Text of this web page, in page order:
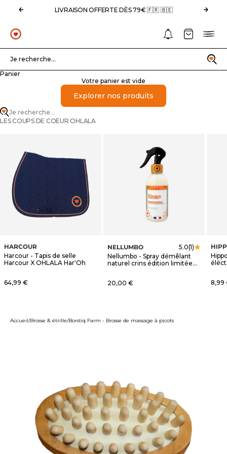
Précédent
LIVRAISON OFFERTE DÈS 79€ 🇫🇷 🇧🇪
OHLALA
Recherche
Je recherche...
Notifications
Panier
Panier
Votre panier est vide
Explorer nos produits
Je recherche...
LES COUPS DE COEUR OHLALA
HARCOUR
Harcour - Tapis de selle
Harcour X OHLALA Har'Oh
Prix de vente
64,99 €
NELLUMBO 5.0(1)
Nellumbo - Spray démêlant
naturel crins édition limitée
Prix de vente
20,00 € Prix
8,99
Accueil Brosse & étrille Borstiq Farm - Brosse de massage à picots